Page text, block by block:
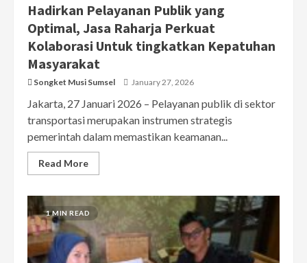
Hadirkan Pelayanan Publik yang
Optimal, Jasa Raharja Perkuat
Kolaborasi Untuk tingkatkan Kepatuhan
Masyarakat
Songket Musi Sumsel January 27, 2026
Jakarta, 27 Januari 2026 – Pelayanan publik di sektor
transportasi merupakan instrumen strategis
pemerintah dalam memastikan keamanan...
Read More
1 MIN READ